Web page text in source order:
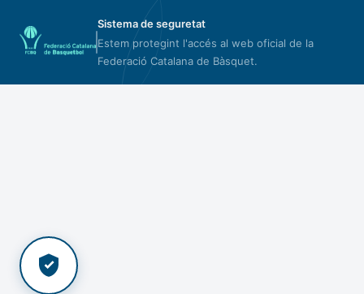
Sistema de seguretat
Estem protegint l'accés al web oficial de la
Federació Catalana de Bàsquet.